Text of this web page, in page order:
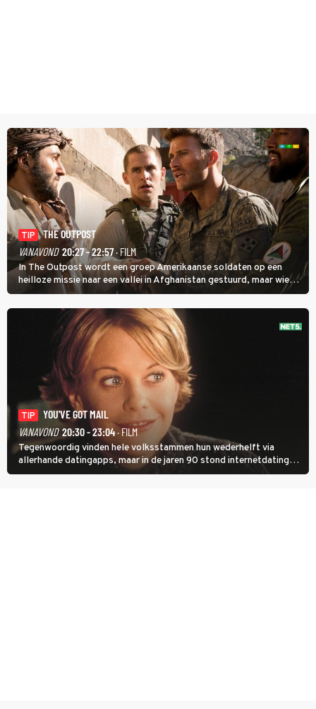
TIP
THE OUTPOST
VANAVOND 20:27 - 22:57· FILM
In The Outpost wordt een groep Amerikaanse soldaten op een
heilloze missie naar een vallei in Afghanistan gestuurd, maar wie
overleeft daar een aanval?
TIP
YOU'VE GOT MAIL
VANAVOND 20:30 - 23:04· FILM
Tegenwoordig vinden hele volksstammen hun wederhelft via
allerhande datingapps, maar in de jaren 90 stond internetdating
nog in de kinderschoenen. In de film You've Got Mail zie je dat